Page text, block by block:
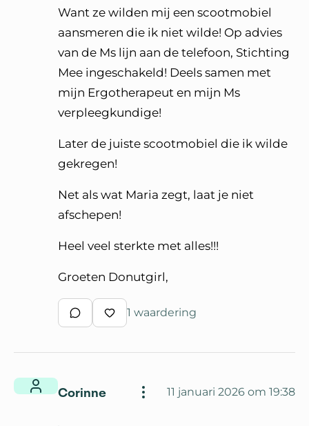
Want ze wilden mij een scootmobiel
aansmeren die ik niet wilde! Op advies
van de Ms lijn aan de telefoon, Stichting
Mee ingeschakeld! Deels samen met
mijn Ergotherapeut en mijn Ms
verpleegkundige!
Later de juiste scootmobiel die ik wilde
gekregen!
Net als wat Maria zegt, laat je niet
afschepen!
Heel veel sterkte met alles!!!
Groeten Donutgirl,
Schrijf een reactie
Waardeer reactie
1 waardering
Corinne 11 januari 2026 om 19:38